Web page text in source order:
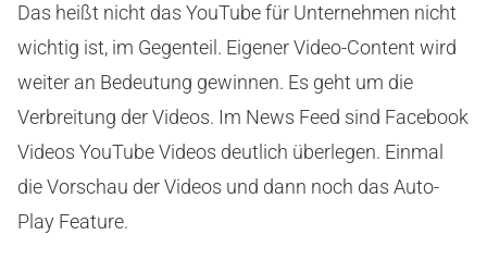
Das heißt nicht das YouTube für Unternehmen nicht
wichtig ist, im Gegenteil. Eigener Video-Content wird
weiter an Bedeutung gewinnen. Es geht um die
Verbreitung der Videos. Im News Feed sind Facebook
Videos YouTube Videos deutlich überlegen. Einmal
die Vorschau der Videos und dann noch das Auto-
Play Feature.